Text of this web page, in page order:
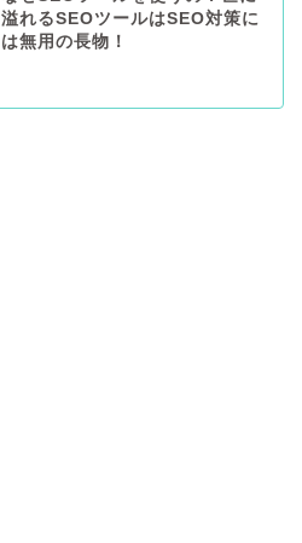
溢れるSEOツールはSEO対策に
は無用の長物！